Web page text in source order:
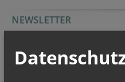
NEWSLETTER